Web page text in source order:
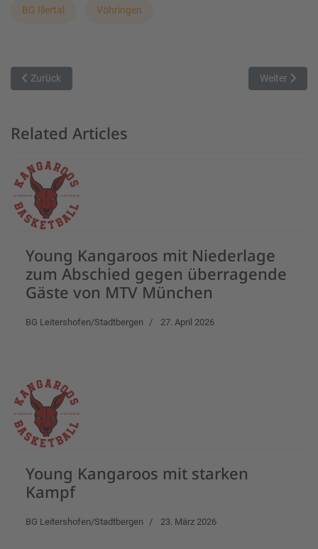
BG Illertal Vöhringen
Vorheriger Beitrag: Überzeugender Heimauftritt der SBR-
Zurück Nächster
Weiter
Related Articles
Young Kangaroos mit Niederlage
zum Abschied gegen überragende
Gäste von MTV München
BG Leitershofen/Stadtbergen 27. April 2026
Young Kangaroos mit starken
Kampf
BG Leitershofen/Stadtbergen 23. März 2026